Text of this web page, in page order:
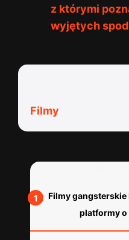
z którymi
wyjętych
Filmy
Filmy gangsterskie
platformy o